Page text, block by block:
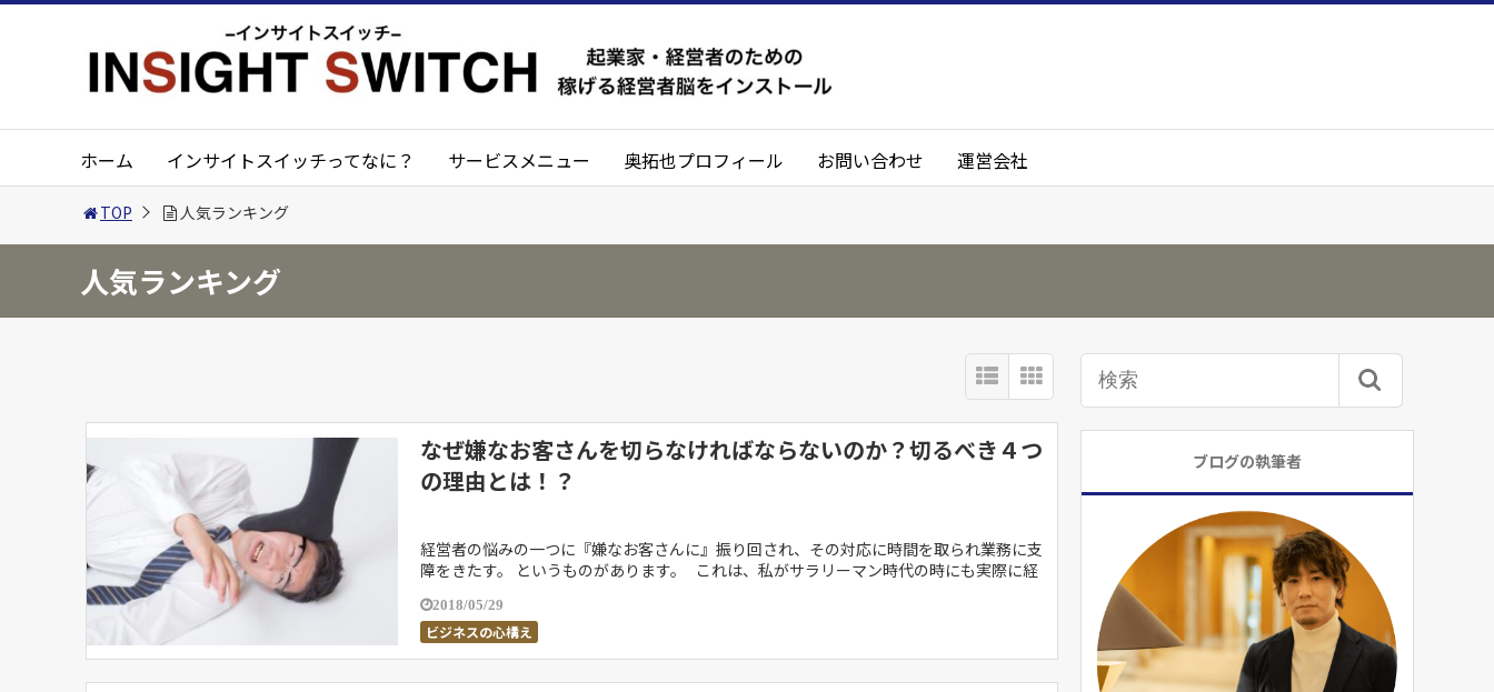
ホーム インサイトスイッチってなに？ サービスメニュー 奥拓也プロフィール お問い合わせ 運営会社
TOP 人気ランキング
人気ランキング
なぜ嫌なお客さんを切らなければならないのか？切るべき４つ
の理由とは！？
経営者の悩みの一つに『嫌なお客さんに』振り回され、その対応に時間を取られ業務に支
障をきたす。 というものがあります。 これは、私がサラリーマン時代の時にも実際に経
2018/05/29
ビジネスの心構え
ブログの執筆者